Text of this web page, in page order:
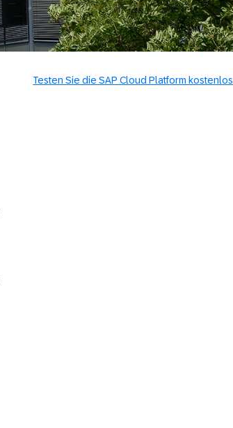
Testen Sie die SAP Cloud Platform kostenlos